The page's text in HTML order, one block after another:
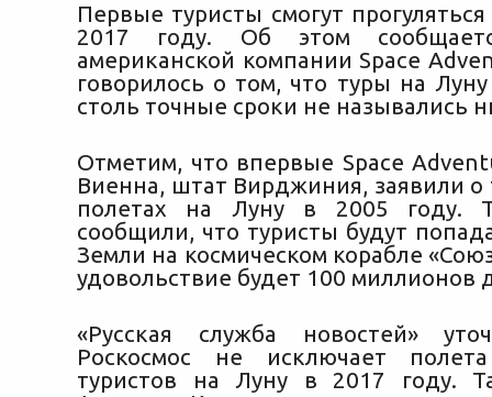
Первые туристы смогут
2017 году. Об этом
американской компании Space
говорилось о том, что туры на
столь точные сроки не назывались
Отметим, что впервые Space
Виенна, штат Вирджиния, заявили о
полетах на Луну в 2005 году.
сообщили, что туристы будут
Земли на космическом корабле
удовольствие будет 100 миллионов
«Русская служба новостей»
Роскосмос не исключает
туристов на Луну в 2017 году.